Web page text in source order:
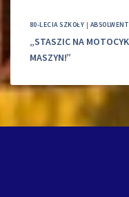
80-LECIA SZKOŁY | ABSOLWENT
„STASZIC NA
MASZYN!”